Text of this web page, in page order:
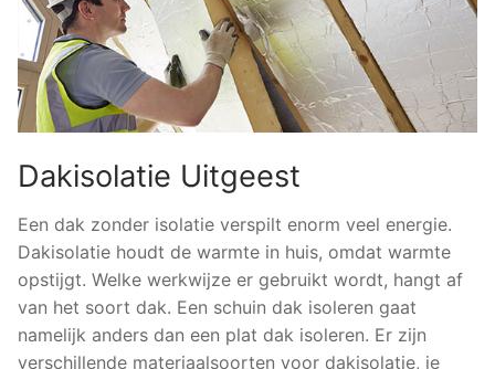
Dakisolatie Uitgeest
Een dak zonder isolatie verspilt enorm veel energie.
Dakisolatie houdt de warmte in huis, omdat warmte
opstijgt. Welke werkwijze er gebruikt wordt, hangt af
van het soort dak. Een schuin dak isoleren gaat
namelijk anders dan een plat dak isoleren. Er zijn
verschillende materiaalsoorten voor dakisolatie, je